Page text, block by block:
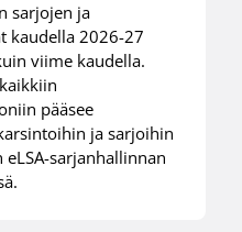
sarjojen ja
kaudella 2026-27
viime kaudella.
pääsee
ja sarjoihin
sarjanhallinnan